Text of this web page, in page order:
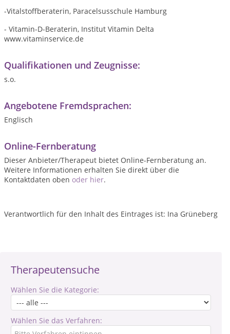
Therapeutensuche
Wählen Sie die Kategorie:
Wählen Sie das Verfahren:
-Vitalstoffberaterin, Paracelsusschule Hamburg
- Vitamin-D-Beraterin, Institut Vitamin Delta
www.vitaminservice.de
Qualifikationen und Zeugnisse:
s.o.
Angebotene Fremdsprachen:
Englisch
Online-Fernberatung
Dieser Anbieter/Therapeut bietet Online-Fernberatung an.
Weitere Informationen erhalten Sie direkt über die
Kontaktdaten oben oder hier.
Verantwortlich für den Inhalt des Eintrages ist: Ina Grüneberg